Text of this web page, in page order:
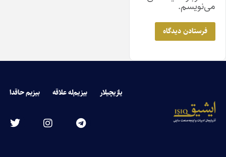
می‌نویسم.
یازیچیلار بیزیم‌له علاقه بیزیم حاقدا